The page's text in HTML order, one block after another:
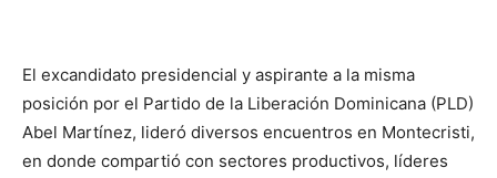
El excandidato presidencial y aspirante a la misma
posición por el Partido de la Liberación Dominicana (PLD)
Abel Martínez, lideró diversos encuentros en Montecristi,
en donde compartió con sectores productivos, líderes